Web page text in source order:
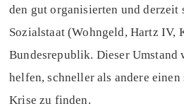
den gut organisierten und derzeit
Sozialstaat (Wohngeld, Hartz IV,
Bundesrepublik. Dieser Umstand
helfen, schneller als andere einen
Krise zu finden.